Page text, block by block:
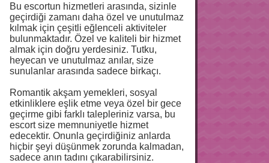
Bu escortun hizmetleri arasında, sizinle
geçirdiği zamanı daha özel ve unutulmaz
kılmak için çeşitli eğlenceli aktiviteler
bulunmaktadır. Özel ve kaliteli bir hizmet
almak için doğru yerdesiniz. Tutku,
heyecan ve unutulmaz anılar, size
sunulanlar arasında sadece birkaçı.
Romantik akşam yemekleri, sosyal
etkinliklere eşlik etme veya özel bir gece
geçirme gibi farklı talepleriniz varsa, bu
escort size memnuniyetle hizmet
edecektir. Onunla geçirdiğiniz anlarda
hiçbir şeyi düşünmek zorunda kalmadan,
sadece anın tadını çıkarabilirsiniz.